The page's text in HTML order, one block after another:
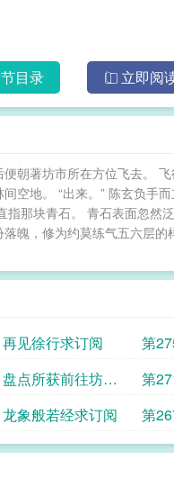
目录 立即阅
朝著坊市所在方位飞去。
空地。 “出来。” 陈玄负手
那块青石。 青石表面忽然
魄，修为约莫练气五六层
见徐行求订阅
第
点所获前往坊市
第
象般若经求订阅
第
体法